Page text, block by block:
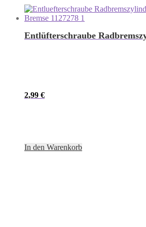
Entlüfterschraube
2,99 €
In den Warenkorb